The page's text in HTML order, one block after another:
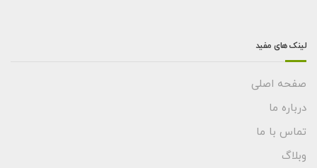
لینک های مفید
صفحه اصلی
درباره ما
تماس با ما
وبلاگ